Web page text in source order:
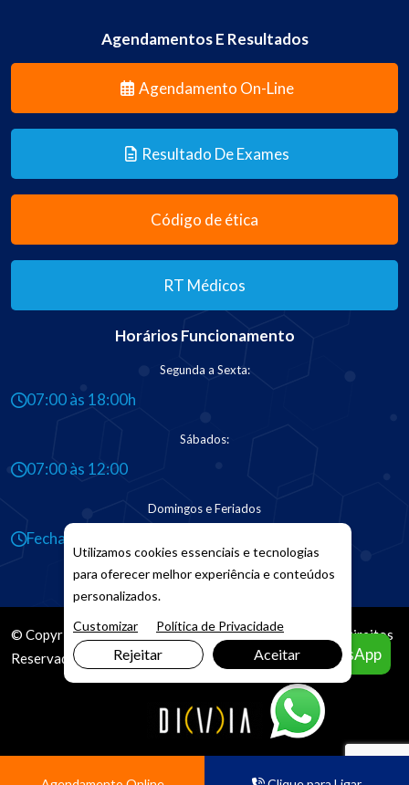
Agendamentos E Resultados
Agendamento On-Line
Resultado De Exames
Código de ética
RT Médicos
Horários Funcionamento
Segunda a Sexta:
07:00 às 18:00h
Sábados:
07:00 às 12:00
Domingos e Feriados
Fechado
© Copyright 2026. DIVIAMarketing Digital. Todos os Direitos
Reservados
Agendar pelo WhatsApp
Utilizamos cookies essenciais e tecnologias
para oferecer melhor experiência e conteúdos
personalizados.
Customizar
Política de Privacidade
Rejeitar Aceitar